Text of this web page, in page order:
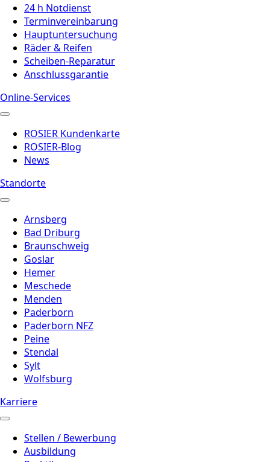
24 h Notdienst
Terminvereinbarung
Hauptuntersuchung
Räder & Reifen
Scheiben-Reparatur
Anschlussgarantie
Online-Services
ROSIER Kundenkarte
ROSIER-Blog
News
Standorte
Arnsberg
Bad Driburg
Braunschweig
Goslar
Hemer
Meschede
Menden
Paderborn
Paderborn NFZ
Peine
Stendal
Sylt
Wolfsburg
Karriere
Stellen / Bewerbung
Ausbildung